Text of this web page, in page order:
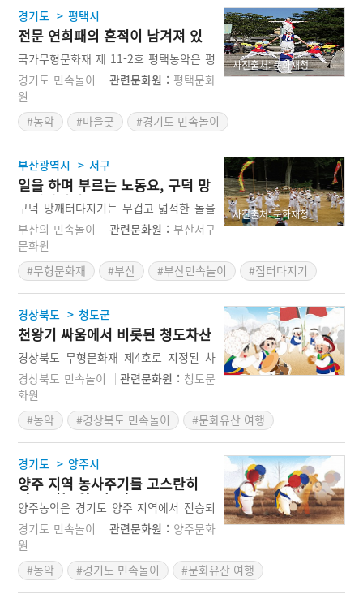
우리나라의 대표적인 농악이다. 이 농악은
농사뿐만 아니라 마을굿과 마당밟기 등과
관련된 것으로 전라좌도농악이 지닌 특성
을 고스란히 지니고 있으며, 보다 체계적
인 계승과 대중화를 위한 다양한 활동을
적극적으로 펼치고 있다.
사진출처: 문화재청
경기도 > 평택시
전문 연희패의 흔적이 남겨져 있
는 평택농악
국가무형문화재 제 11-2호 평택농악은 평
택을 기반으로 한 농악이다. 과거에는 여
러 공연이 펼쳐졌으나 시대적 배경과 전문
연희패가 참여하면서 현재는 판굿을 중심
의 연희를 주로 행하고 있다. 현재 평택농
악의 핵심적인 연희로 자리를 잡고 있는
판굿은 인사굿을 비롯해, 돌림법고, 당산
벌림, 사통백이, 합동좌우치기, 가새발림,
무동놀이, 채상놀이 등이 대표적인 내용이
다. 특히 무동놀이는 다른 농악에서는 보
기 힘든 어렵고 기량이 무척 뛰어난 것들
이 포함되어있어 평택농악만의 특징적인
연희 내용으로 평가를 받고 있다.
경기도 민속놀이 관련문화원 : 평택문화
원
#농악
#마을굿 #경기도 민속놀이
사진출처: 문화재청
부산광역시 > 서구
일을 하며 부르는 노동요, 구덕 망
깨터다지기
구덕 망깨터다지기는 무겁고 넓적한 돌을
이용해 터를 단단하게 다지는 망깨질 작업
을 놀이화한 것이다. 터를 다지기 전에 집
을 지켜주는 여러 신들께 제사를 지내고
가래질과 망깨질을 하는데, 여기에는 노동
의 고단함을 노랫가락에 맞춰 씻어버리고
집안의 평안을 바라는 마음이 담겨 있다.
부산의 민속놀이 관련문화원 : 부산서구
문화원
#무형문화재
#부산 #부산민속놀이 #집터다지기
경상북도 > 청도군
천왕기 싸움에서 비롯된 청도차산
농악
경상북도 무형문화재 제4호로 지정된 차
산농악은 경상북도 청도면 풍각면 차산리
일대에서 전승되는 농악이다. 그 역사는
정확히 알기 어렵지만 마을을 상징하는 천
왕기싸움이 발전하여 차산농악으로 정착
되었다는 것이 일반적인 견해이다. 차산농
악의 연희 순서는 춤굿이라 부르는 굿거리
굿을 시작으로 부정굿, 연풍기굿, 자진모
리굿, 물레굿, 진굿, 농사굿, 모내기굿, 김
매기굿, 타작굿, 조름쇠, 오방굿으로 이어
진다. 일련의 놀이는 상쇠를 중심으로 진
행된다. 오늘날 차산농악보존회를 중심으
로 체계적으로 전승되는 이 농악은 경상북
도를 대표하는 농악으로 자리매김을 하고
있다.
경상북도 민속놀이 관련문화원 : 청도문
화원
#농악
#경상북도 민속놀이 #문화유산 여행
경기도 > 양주시
양주 지역 농사주기를 고스란히
담고 있는 양주농악
양주농악은 경기도 양주 지역에서 전승되
던 여러 마을의 농악을 기반으로 행해지는
놀이다. 이 농악은 다른 지역의 농악과 달
리 전문연희패가 아닌 오랫동안 농사를 지
으며 생활했던 마을 주민들을 중심으로 연
경기도 민속놀이 관련문화원 : 양주문화
원
#농악
#경기도 민속놀이 #문화유산 여행